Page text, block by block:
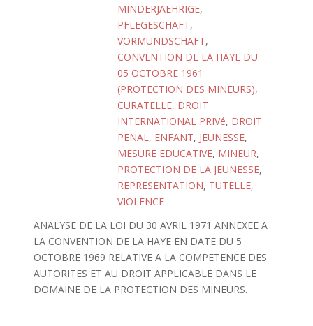
MINDERJAEHRIGE,
PFLEGESCHAFT,
VORMUNDSCHAFT,
CONVENTION DE LA HAYE DU
05 OCTOBRE 1961
(PROTECTION DES MINEURS),
CURATELLE, DROIT
INTERNATIONAL PRIVé, DROIT
PENAL, ENFANT, JEUNESSE,
MESURE EDUCATIVE, MINEUR,
PROTECTION DE LA JEUNESSE,
REPRESENTATION, TUTELLE,
VIOLENCE
ANALYSE DE LA LOI DU 30 AVRIL 1971 ANNEXEE A
LA CONVENTION DE LA HAYE EN DATE DU 5
OCTOBRE 1969 RELATIVE A LA COMPETENCE DES
AUTORITES ET AU DROIT APPLICABLE DANS LE
DOMAINE DE LA PROTECTION DES MINEURS.